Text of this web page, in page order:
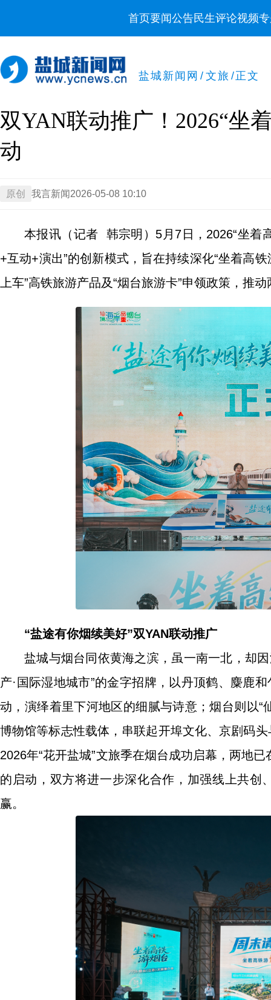
首页要闻公告民生评论视频
盐城新闻网 / 文旅 /正文
双YAN联动推广！2026“坐
动
原创 我言新闻 2026-05-08 10:10
本报讯（记者 韩宗明）5月7日，2026“坐着
+互动+演出”的创新模式，旨在持续深化“坐着高
上车”高铁旅游产品及“烟台旅游卡”申领政策，推
“盐途有你烟续美好”双YAN联动推广
盐城与烟台同依黄海之滨，虽一南一北，却
产·国际湿地城市”的金字招牌，以丹顶鹤、麋鹿
动，演绎着里下河地区的细腻与诗意；烟台则以
博物馆等标志性载体，串联起开埠文化、京剧码
2026年“花开盐城”文旅季在烟台成功启幕，两地
的启动，双方将进一步深化合作，加强线上共创
赢。